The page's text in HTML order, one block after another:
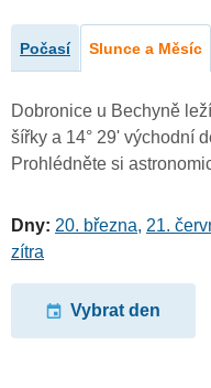
Počasí Slunce a Měsíc
Dobronice u Bechyně
šířky a 14° 29' východní
Prohlédněte si
Dny: 20. března, 21.
zítra
Vybrat den